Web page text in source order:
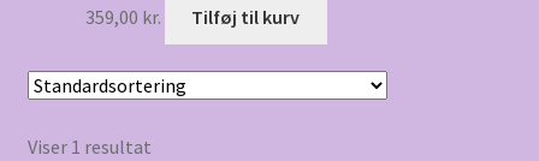
359,00 kr. Tilføj til kurv
Viser 1 resultat